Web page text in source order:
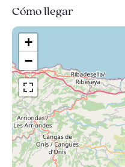
Cómo llegar
+
−